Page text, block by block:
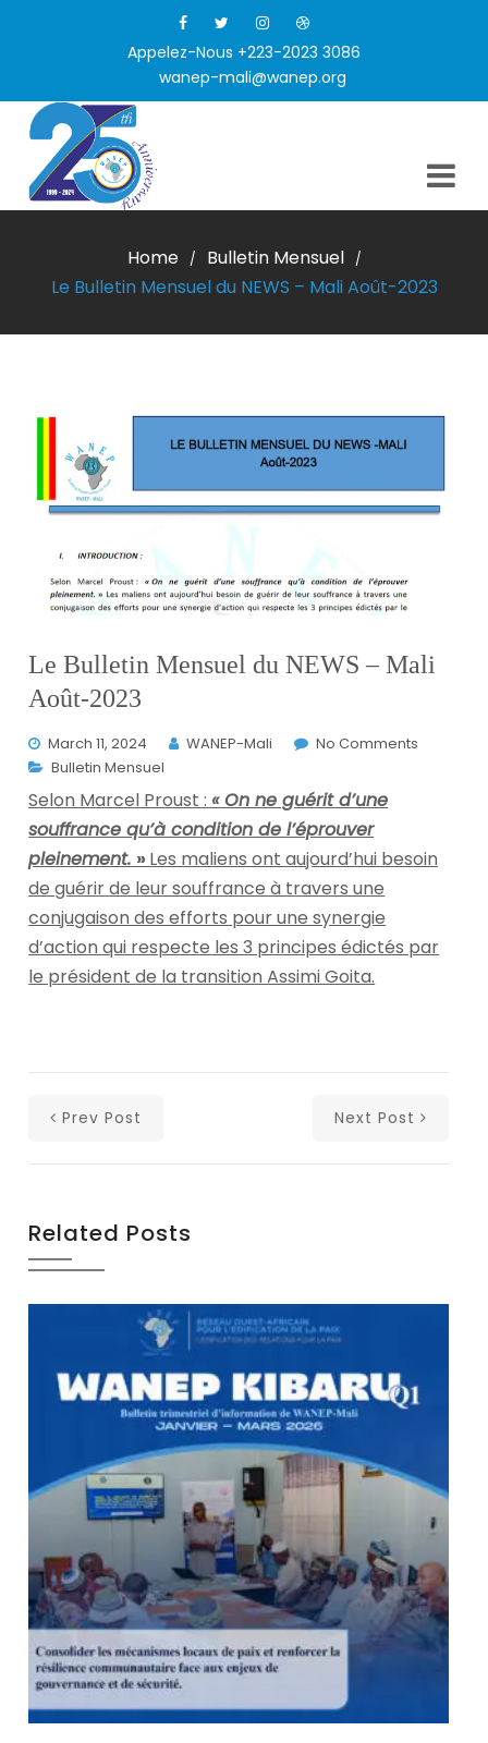
Appelez-Nous +223-2023 3086
wanep-mali@wanep.org
Home / Bulletin Mensuel /
Le Bulletin Mensuel du NEWS – Mali Août-2023
Le Bulletin Mensuel du NEWS – Mali
Août-2023
March 11, 2024 WANEP-Mali
No Comments
Bulletin Mensuel
Selon Marcel Proust :« On ne guérit d’une
souffrance qu’à condition de l’éprouver
pleinement. » Les maliens ont aujourd’hui besoin
de guérir de leur souffrance à travers une
conjugaison des efforts pour une synergie
d’action qui respecte les 3 principes édictés par
le président de la transition Assimi Goita.
Prev Post Next Post
Related Posts